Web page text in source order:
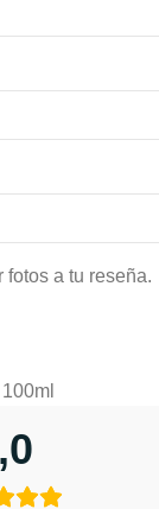
a tu reseña.